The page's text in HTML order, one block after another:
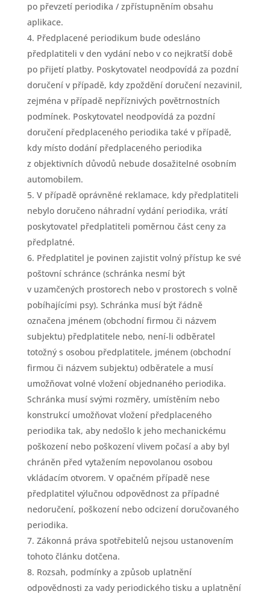
po převzetí periodika / zpřístupněním obsahu
aplikace.
Předplacené periodikum bude odesláno
předplatiteli v den vydání nebo v co nejkratší době
po přijetí platby. Poskytovatel neodpovídá za pozdní
doručení v případě, kdy zpoždění doručení nezavinil,
zejména v případě nepříznivých povětrnostních
podmínek. Poskytovatel neodpovídá za pozdní
doručení předplaceného periodika také v případě,
kdy místo dodání předplaceného periodika
z objektivních důvodů nebude dosažitelné osobním
automobilem.
V případě oprávněné reklamace, kdy předplatiteli
nebylo doručeno náhradní vydání periodika, vrátí
poskytovatel předplatiteli poměrnou část ceny za
předplatné.
Předplatitel je povinen zajistit volný přístup ke své
poštovní schránce (schránka nesmí být
v uzamčených prostorech nebo v prostorech s volně
pobíhajícími psy). Schránka musí být řádně
označena jménem (obchodní firmou či názvem
subjektu) předplatitele nebo, není-li odběratel
totožný s osobou předplatitele, jménem (obchodní
firmou či názvem subjektu) odběratele a musí
umožňovat volné vložení objednaného periodika.
Schránka musí svými rozměry, umístěním nebo
konstrukcí umožňovat vložení předplaceného
periodika tak, aby nedošlo k jeho mechanickému
poškození nebo poškození vlivem počasí a aby byl
chráněn před vytažením nepovolanou osobou
vkládacím otvorem. V opačném případě nese
předplatitel výlučnou odpovědnost za případné
nedoručení, poškození nebo odcizení doručovaného
periodika.
Zákonná práva spotřebitelů nejsou ustanovením
tohoto článku dotčena.
Rozsah, podmínky a způsob uplatnění
odpovědnosti za vady periodického tisku a uplatnění